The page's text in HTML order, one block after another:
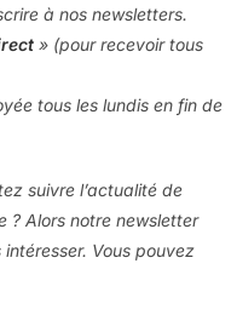
à nos newsletters.
» (pour recevoir tous
tous les lundis en fin de
suivre l’actualité de
? Alors notre newsletter
Vous pouvez